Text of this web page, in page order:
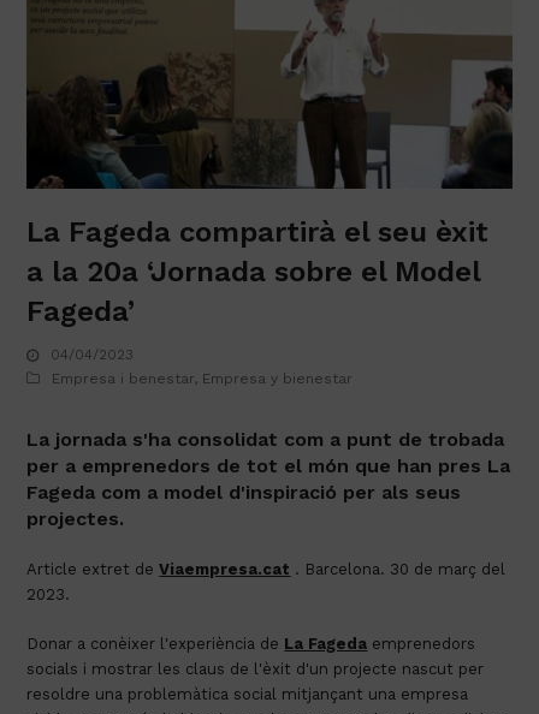
La Fageda compartirà el seu èxit
a la 20a ‘Jornada sobre el Model
Fageda’
04/04/2023
Empresa i benestar, Empresa y bienestar
La jornada s'ha consolidat com a punt de trobada
per a emprenedors de tot el món que han pres La
Fageda com a model d'inspiració per als seus
projectes.
Article extret deViaempresa.cat . Barcelona. 30 de març del
2023.
Donar a conèixer l'experiència de La Fageda emprenedors
socials i mostrar les claus de l'èxit d'un projecte nascut per
resoldre una problemàtica social mitjançant una empresa